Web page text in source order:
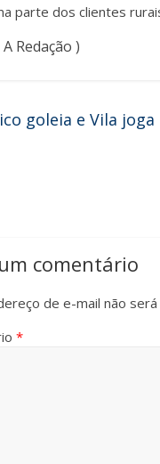
parte dos clientes
Redação )
goleia e Vila
comentário
de e-mail não será
*